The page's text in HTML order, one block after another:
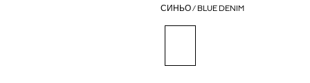
СИНЬО / BLUE DENIM